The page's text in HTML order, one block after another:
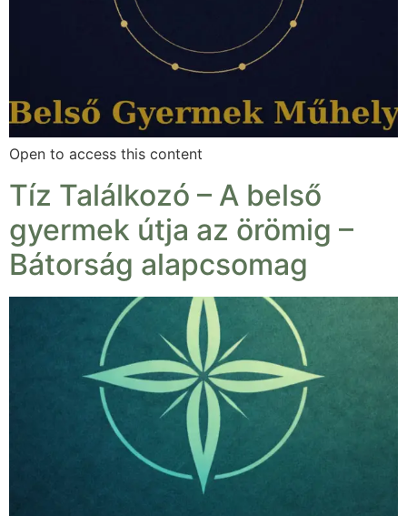
Open to access this content
Tíz Találkozó – A belső
gyermek útja az örömig –
Bátorság alapcsomag